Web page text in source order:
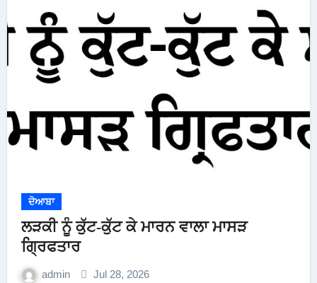
ਦੋਆਬਾ
ਲੜਕੀ ਨੂੰ ਕੁੱਟ-ਕੁੱਟ ਕੇ ਮਾਰਨ ਵਾਲਾ ਮਾਸੜ
ਗ੍ਰਿਫਤਾਰ
admin Jul 28, 2026